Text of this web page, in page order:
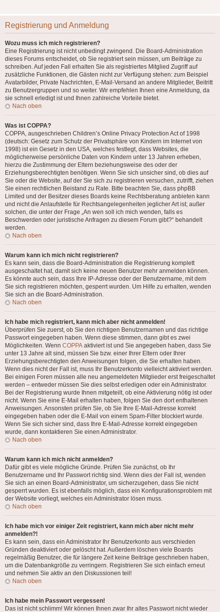
Registrierung und Anmeldung
Wozu muss ich mich registrieren?
Eine Registrierung ist nicht unbedingt zwingend. Die Board-Administration
dieses Forums entscheidet, ob Sie registriert sein müssen, um Beiträge zu
schreiben. Auf jeden Fall erhalten Sie als registriertes Mitglied Zugriff auf
zusätzliche Funktionen, die Gästen nicht zur Verfügung stehen: zum Beispiel
Avatarbilder, Private Nachrichten, E-Mail-Versand an andere Mitglieder, Beitritt
zu Benutzergruppen und so weiter. Wir empfehlen Ihnen eine Anmeldung, da
sie schnell erledigt ist und Ihnen zahlreiche Vorteile bietet.
Nach oben
Was ist COPPA?
COPPA, ausgeschrieben Children’s Online Privacy Protection Act of 1998
(deutsch: Gesetz zum Schutz der Privatsphäre von Kindern im Internet von
1998) ist ein Gesetz in den USA, welches festlegt, dass Websites, die
möglicherweise persönliche Daten von Kindern unter 13 Jahren erheben,
hierzu die Zustimmung der Eltern beziehungsweise des oder der
Erziehungsberechtigten benötigen. Wenn Sie sich unsicher sind, ob dies auf
Sie oder die Website, auf der Sie sich zu registrieren versuchen, zutrifft, ziehen
Sie einen rechtlichen Beistand zu Rate. Bitte beachten Sie, dass phpBB
Limited und der Besitzer dieses Boards keine Rechtsberatung anbieten kann
und nicht die Anlaufstelle für Rechtsangelegenheiten jeglicher Art ist; außer
solchen, die unter der Frage „An wen soll ich mich wenden, falls es
Beschwerden oder juristische Anfragen zu diesem Forum gibt?“ behandelt
werden.
Nach oben
Warum kann ich mich nicht registrieren?
Es kann sein, dass die Board-Administration die Registrierung komplett
ausgeschaltet hat, damit sich keine neuen Benutzer mehr anmelden können.
Es könnte auch sein, dass Ihre IP-Adresse oder der Benutzername, mit dem
Sie sich registrieren möchten, gesperrt wurden. Um Hilfe zu erhalten, wenden
Sie sich an die Board-Administration.
Nach oben
Ich habe mich registriert, kann mich aber nicht anmelden!
Überprüfen Sie zuerst, ob Sie den richtigen Benutzernamen und das richtige
Passwort eingegeben haben. Wenn diese stimmen, dann gibt es zwei
Möglichkeiten. Wenn COPPA aktiviert ist und Sie angegeben haben, dass Sie
unter 13 Jahre alt sind, müssen Sie bzw. einer Ihrer Eltern oder Ihrer
Erziehungsberechtigten den Anweisungen folgen, die Sie erhalten haben.
Wenn dies nicht der Fall ist, muss Ihr Benutzerkonto vielleicht aktiviert werden.
Bei einigen Foren müssen alle neu angemeldeten Mitglieder erst freigeschaltet
werden – entweder müssen Sie dies selbst erledigen oder ein Administrator.
Bei der Registrierung wurde Ihnen mitgeteilt, ob eine Aktivierung nötig ist oder
nicht. Wenn Sie eine E-Mail erhalten haben, folgen Sie den dort enthaltenen
Anweisungen. Ansonsten prüfen Sie, ob Sie Ihre E-Mail-Adresse korrekt
eingegeben haben oder die E-Mail von einem Spam-Filter blockiert wurde.
Wenn Sie sich sicher sind, dass Ihre E-Mail-Adresse korrekt eingegeben
wurde, dann kontaktieren Sie einen Administrator.
Nach oben
Warum kann ich mich nicht anmelden?
Dafür gibt es viele mögliche Gründe. Prüfen Sie zunächst, ob Ihr
Benutzername und Ihr Passwort richtig sind. Wenn dies der Fall ist, wenden
Sie sich an einen Board-Administrator, um sicherzugehen, dass Sie nicht
gesperrt wurden. Es ist ebenfalls möglich, dass ein Konfigurationsproblem mit
der Website vorliegt, welches ein Administrator lösen muss.
Nach oben
Ich habe mich vor einiger Zeit registriert, kann mich aber nicht mehr
anmelden?!
Es kann sein, dass ein Administrator Ihr Benutzerkonto aus verschieden
Gründen deaktiviert oder gelöscht hat. Außerdem löschen viele Boards
regelmäßig Benutzer, die für längere Zeit keine Beiträge geschrieben haben,
um die Datenbankgröße zu verringern. Registrieren Sie sich einfach erneut
und nehmen Sie aktiv an den Diskussionen teil!
Nach oben
Ich habe mein Passwort vergessen!
Das ist nicht schlimm! Wir können Ihnen zwar Ihr altes Passwort nicht wieder